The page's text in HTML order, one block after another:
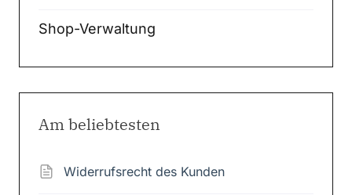
Shop-Verwaltung
Am beliebtesten
Widerrufsrecht des Kunden